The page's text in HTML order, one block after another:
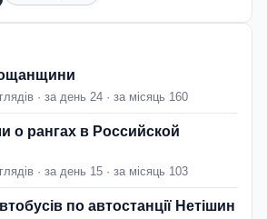
· за день 24 · за місяць 160
о рангах в Российской
· за день 15 · за місяць 103
по автостанції Нетішин